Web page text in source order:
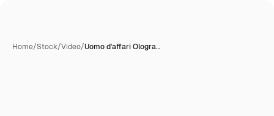
Home/Stock/Video/Uomo d'affari Ologra…